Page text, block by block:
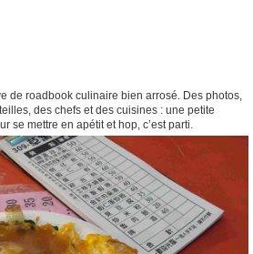
de roadbook culinaire bien arrosé. Des photos,
des chefs et des cuisines : une petite
se mettre en apétit et hop, c’est parti.